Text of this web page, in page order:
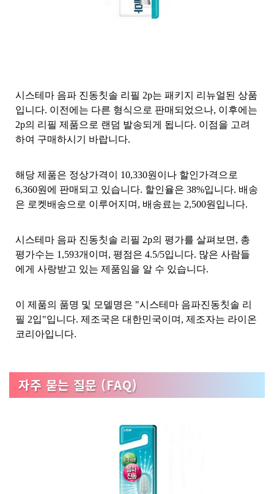
시스테마 음파 진동칫솔 리필 2p는 패키지 리뉴얼된 상품
입니다. 이전에는 다른 형식으로 판매되었으나, 이후에는
2p의 리필 제품으로 랜덤 발송되게 됩니다. 이점을 고려
하여 구매하시기 바랍니다.
해당 제품은 정상가격이 10,330원이나 할인가격으로
6,360원에 판매되고 있습니다. 할인율은 38%입니다. 배송
은 로켓배송으로 이루어지며, 배송료는 2,500원입니다.
시스테마 음파 진동칫솔 리필 2p의 평가를 살펴보면, 총
평가수는 1,593개이며, 평점은 4.5/5입니다. 많은 사람들
에게 사랑받고 있는 제품임을 알 수 있습니다.
이 제품의 품명 및 모델명은 "시스테마 음파진동칫솔 리
필 2입"입니다. 제조국은 대한민국이며, 제조자는 라이온
코리아입니다.
자주 묻는 질문 (FAQ)